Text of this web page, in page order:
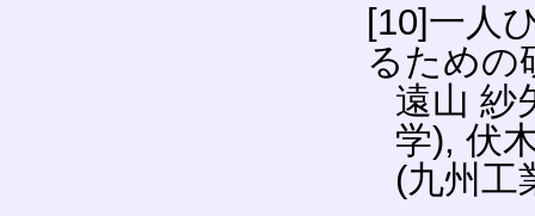
[10]一人
るための
遠山 紗
学), 伏
(九州工